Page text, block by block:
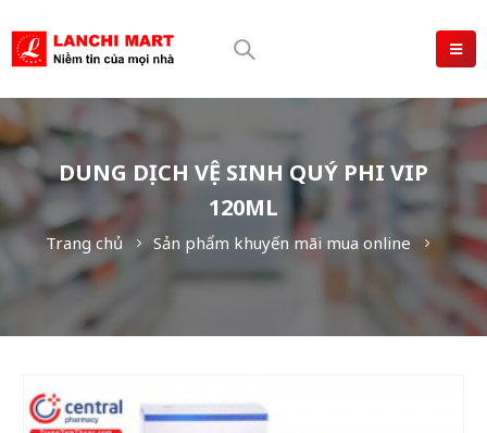
DUNG DỊCH VỆ SINH QUÝ PHI VIP
120ML
Trang chủ Sản phẩm khuyến mãi mua online